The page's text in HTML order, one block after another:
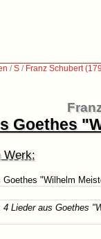
/S / Franz Schubert
Goethes
Werk:
Goethes "Wilhelm
4 Lieder aus Goethes